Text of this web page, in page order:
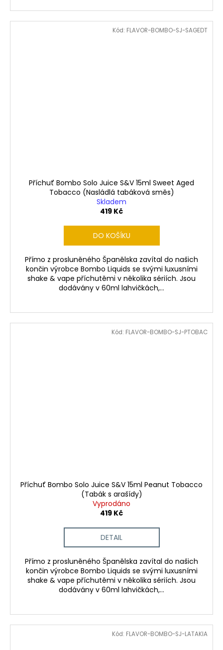
Příchuť Bombo Solo Juice S&V 15ml Sweet Aged
Tobacco (Nasládlá tabáková směs)
Skladem
419 Kč
DO KOŠÍKU
Přímo z prosluněného Španělska zavítal do našich
končin výrobce Bombo Liquids se svými luxusními
shake & vape příchutěmi v několika sériích. Jsou
dodávány v 60ml lahvičkách,...
Kód: FLAVOR-BOMBO-SJ-SAGEDT
Příchuť Bombo Solo Juice S&V 15ml Peanut Tobacco
(Tabák s arašídy)
Vyprodáno
419 Kč
DETAIL
Přímo z prosluněného Španělska zavítal do našich
končin výrobce Bombo Liquids se svými luxusními
shake & vape příchutěmi v několika sériích. Jsou
dodávány v 60ml lahvičkách,...
Kód: FLAVOR-BOMBO-SJ-PTOBAC
Kód: FLAVOR-BOMBO-SJ-LATAKIA